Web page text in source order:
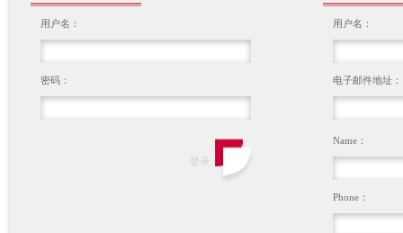
用户名：
密码：
用户名：
电子邮件地址：
Name：
Phone：